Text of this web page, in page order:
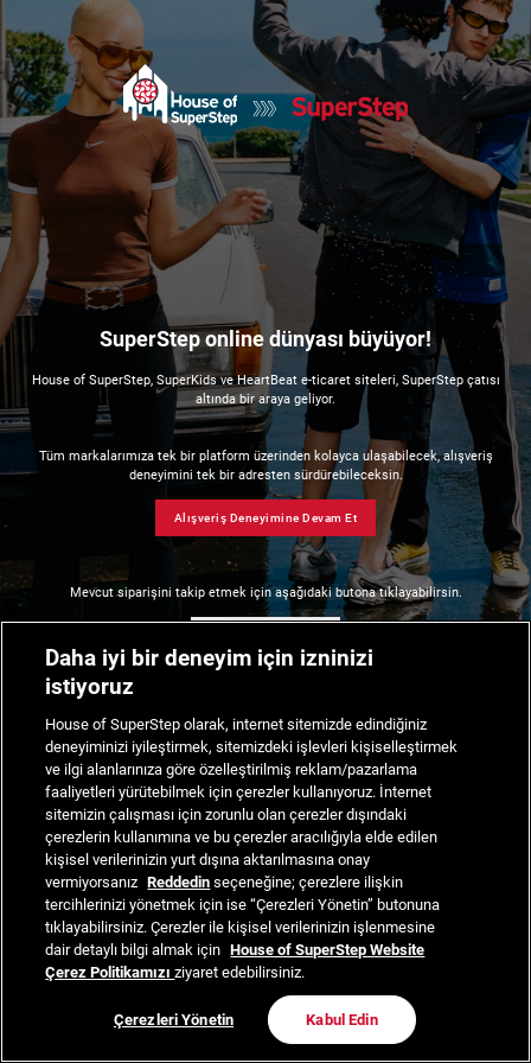
SuperStep online dünyası büyüyor!
House of SuperStep, SuperKids ve HeartBeat e-ticaret siteleri, SuperStep çatısı
altında bir araya geliyor.
Tüm markalarımıza tek bir platform üzerinden kolayca ulaşabilecek, alışveriş
deneyimini tek bir adresten sürdürebileceksin.
Alışveriş Deneyimine Devam Et
Mevcut siparişini takip etmek için aşağıdaki butona tıklayabilirsin.
Daha iyi bir deneyim için izninizi
istiyoruz
House of SuperStep olarak, internet sitemizde edindiğiniz
deneyiminizi iyileştirmek, sitemizdeki işlevleri kişiselleştirmek
ve ilgi alanlarınıza göre özelleştirilmiş reklam/pazarlama
faaliyetleri yürütebilmek için çerezler kullanıyoruz. İnternet
sitemizin çalışması için zorunlu olan çerezler dışındaki
çerezlerin kullanımına ve bu çerezler aracılığıyla elde edilen
kişisel verilerinizin yurt dışına aktarılmasına onay
vermiyorsanız Reddedin seçeneğine; çerezlere ilişkin
tercihlerinizi yönetmek için ise “Çerezleri Yönetin” butonuna
tıklayabilirsiniz. Çerezler ile kişisel verilerinizin işlenmesine
dair detaylı bilgi almak için House of SuperStep Website
Çerez Politikamızıziyaret edebilirsiniz.
Çerezleri Yönetin Kabul Edin